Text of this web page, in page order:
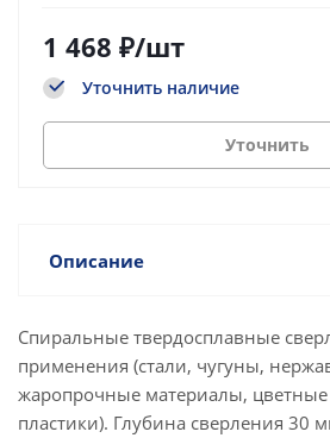
1 468 ₽/шт
Уточнить наличие
Уточнить
Описание
Спиральные твердосплавные
применения (стали, чугуны,
жаропрочные материалы,
пластики). Глубина сверления 30